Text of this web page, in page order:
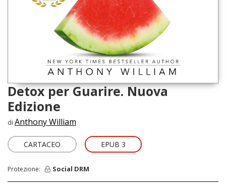
Detox per Guarire. Nuova
Edizione
di Anthony William
CARTACEO EPUB 3
Protezione: Social DRM